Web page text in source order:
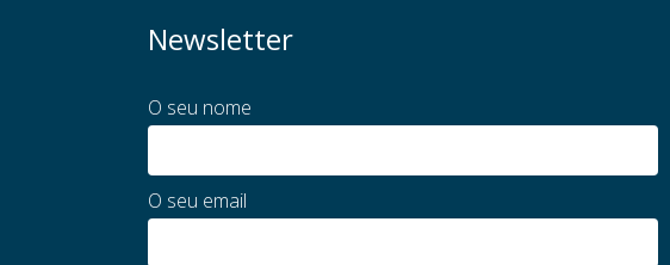
Newsletter
O seu nome
O seu email